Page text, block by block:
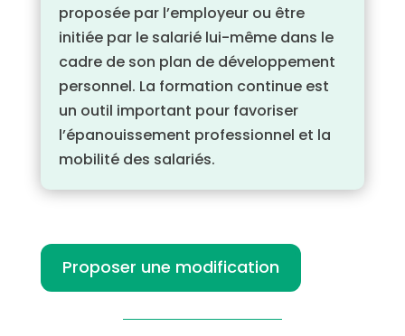
proposée par l’employeur ou être
initiée par le salarié lui-même dans le
cadre de son plan de développement
personnel. La formation continue est
un outil important pour favoriser
l’épanouissement professionnel et la
mobilité des salariés.
Proposer une modification